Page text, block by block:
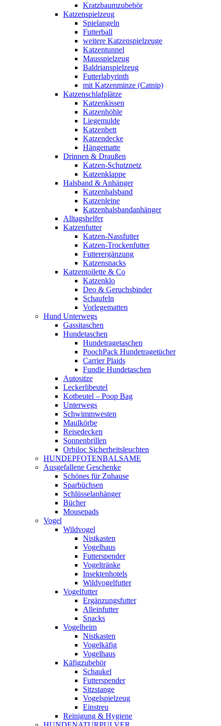
Kratzbaumzubehör
Katzenspielzeug
Spielangeln
Futterball
weitere Katzenspielzeuge
Katzentunnel
Mausspielzeug
Baldrianspielzeug
Futterlabyrinth
mit Katzenminze (Catnip)
Katzenschlafplätze
Katzenkissen
Katzenhöhle
Liegemulde
Katzenbett
Katzendecke
Hängematte
Drinnen & Draußen
Katzen-Schutznetz
Katzenklappe
Halsband & Anhänger
Katzenhalsband
Katzenleine
Katzenhalsbandanhänger
Alltagshelfer
Katzenfutter
Katzen-Nassfutter
Katzen-Trockenfutter
Futterergänzung
Katzensnacks
Katzentoilette & Co
Katzenklo
Deo & Geruchsbinder
Schaufeln
Vorlegematten
Hund Unterwegs
Gassitaschen
Hundetaschen
Hundetragetaschen
PoochPack Hundetragetücher
Carrier Plaids
Fundle Hundetaschen
Autositze
Leckerlibeutel
Kotbeutel – Poop Bag
Unterwegs
Schwimmwesten
Maulkörbe
Reisedecken
Sonnenbrillen
Orbiloc Sicherheitsleuchten
HUNDEPFOTENBALSAME
Ausgefallene Geschenke
Schönes für Zuhause
Sparbüchsen
Schlüsselanhänger
Bücher
Mousepads
Vogel
Wildvogel
Nistkasten
Vogelhaus
Futterspender
Vogeltränke
Insektenhotels
Wildvogelfutter
Vogelfutter
Ergänzungsfutter
Alleinfutter
Snacks
Vogelheim
Nistkasten
Vogelkäfig
Vogelhaus
Käfigzubehör
Schaukel
Futterspender
Sitzstange
Vogelspielzeug
Einstreu
Reinigung & Hygiene